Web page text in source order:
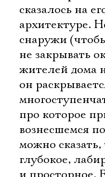
сказалось на
архитектуре.
снаружи
не закрывать
жителей дома
он
про которое
вознесшемся
можно сказать,
глубокое,